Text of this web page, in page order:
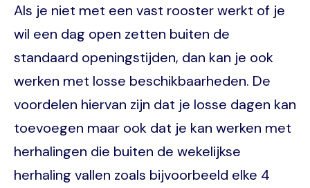
Als je niet met een vast rooster werkt of je
wil een dag open zetten buiten de
standaard openingstijden, dan kan je ook
werken met losse beschikbaarheden. De
voordelen hiervan zijn dat je losse dagen kan
toevoegen maar ook dat je kan werken met
herhalingen die buiten de wekelijkse
herhaling vallen zoals bijvoorbeeld elke 4